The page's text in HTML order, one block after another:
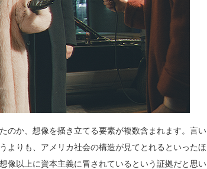
のか、想像を掻き立てる要素が複数含まれます。言い
よりも、アメリカ社会の構造が見てとれるといったほ
像以上に資本主義に冒されているという証拠だと思い